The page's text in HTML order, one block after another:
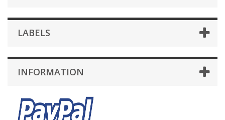
LABELS
INFORMATION